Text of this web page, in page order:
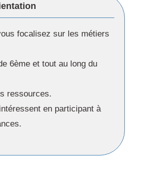
focalisez sur les métiers
6ème et tout au long du
ressources.
en participant à